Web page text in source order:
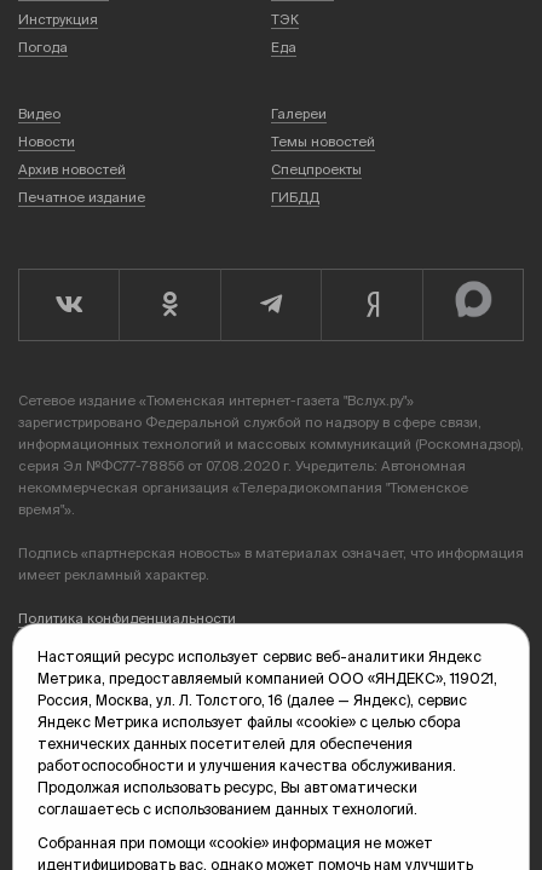
Инструкция
ТЭК
Погода
Еда
Видео
Галереи
Новости
Темы новостей
Архив новостей
Спецпроекты
Печатное издание
ГИБДД
Сетевое издание «Тюменская интернет-газета "Вслух.ру"»
зарегистрировано Федеральной службой по надзору в сфере связи,
информационных технологий и массовых коммуникаций (Роскомнадзор),
серия Эл №ФС77-78856 от 07.08.2020 г. Учредитель: Автономная
некоммерческая организация «Телерадиокомпания "Тюменское
время"».
Подпись «партнерская новость» в материалах означает, что информация
имеет рекламный характер.
Политика конфиденциальности
Редакция: 625035, Тюмень, пр. Геологоразведчиков, 28А
(3452) 68-89-05
edit@vsluh.ru
Главный редактор: Панкина Т.Ю.
kika@vsluh.ru
По вопросам рекламы:
(3452) 68-89-78
kotovaev@sibinformburo.ru
Настоящий ресурс использует сервис веб-аналитики Яндекс
Метрика, предоставляемый компанией ООО «ЯНДЕКС», 119021,
Россия, Москва, ул. Л. Толстого, 16 (далее — Яндекс), сервис
Яндекс Метрика использует файлы «cookie» с целью сбора
технических данных посетителей для обеспечения
работоспособности и улучшения качества обслуживания.
Продолжая использовать ресурс, Вы автоматически
соглашаетесь с использованием данных технологий.
Собранная при помощи «cookie» информация не может
идентифицировать вас, однако может помочь нам улучшить